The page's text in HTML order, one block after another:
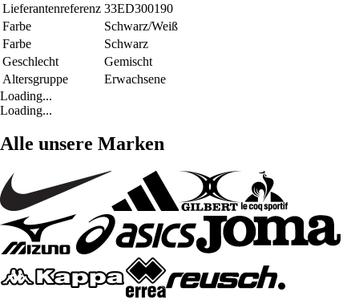
Lieferantenreferenz 33ED300190
Farbe
Schwarz/Weiß
Farbe
Schwarz
Geschlecht
Gemischt
Altersgruppe
Erwachsene
Loading...
Loading...
Alle unsere Marken